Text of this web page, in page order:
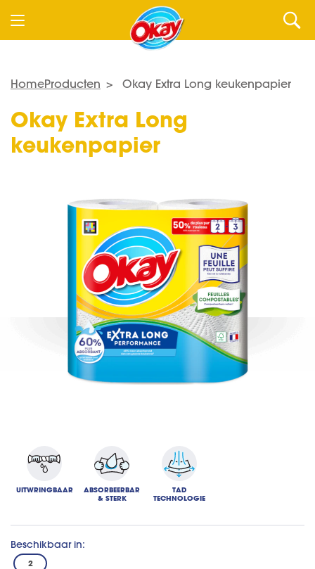
HomeProducten Okay Extra Long keukenpapier
Okay Extra Long
keukenpapier
UITWRINGBAAR
ABSORBEERBAR
& STERK
TAD
TECHNOLOGIE
Beschikbaar in:
2